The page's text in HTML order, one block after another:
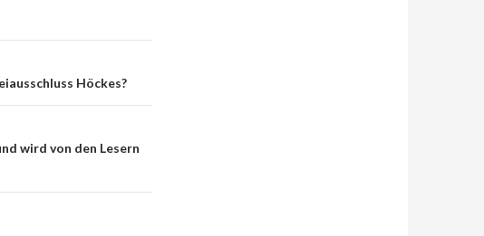
Höckes?
wird von den Lesern